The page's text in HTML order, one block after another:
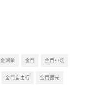
金湖鎮 金門 金門小吃
金門自由行 金門觀光